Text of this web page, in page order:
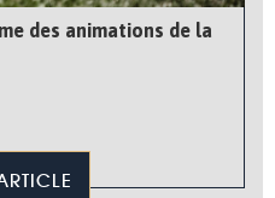
des animations de la